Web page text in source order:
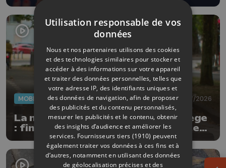
MOBILITÉ 22/07/2026
La mobilité douce s'améliore à Liège
: fin des travaux rive gauche, pistes
cyclo-piétonnes Avroy et
Guillemins...
Utilisation responsable de vos
données
Nous et nos partenaires utilisons des cookies
et des technologies similaires pour stocker et
accéder à des informations sur votre appareil
et traiter des données personnelles, telles que
votre adresse IP, des identifiants uniques et
des données de navigation, afin de proposer
des publicités et du contenu personnalisés,
mesurer les publicités et le contenu, obtenir
des insights d’audience et améliorer les
services. Fournisseurs tiers (1910) peuvent
également traiter vos données à ces fins et à
d’autres, notamment en utilisant des données
de géolocalisation précises et des